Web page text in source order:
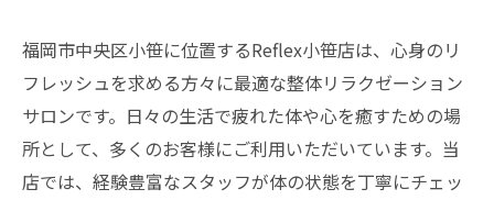
福岡市中央区小笹に位置するReflex小笹店は、心身のリ
フレッシュを求める方々に最適な整体リラクゼーション
サロンです。日々の生活で疲れた体や心を癒すための場
所として、多くのお客様にご利用いただいています。当
店では、経験豊富なスタッフが体の状態を丁寧にチェッ